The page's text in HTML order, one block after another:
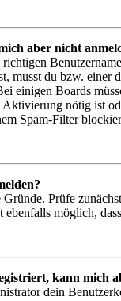
aber nicht
musst du bzw.
einigen Boards
nötig ist
Spam-Filter
Prüfe
ebenfalls möglich,
kann mich
dein